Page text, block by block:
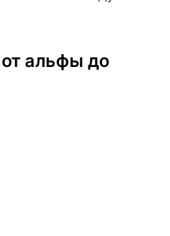
альфы до